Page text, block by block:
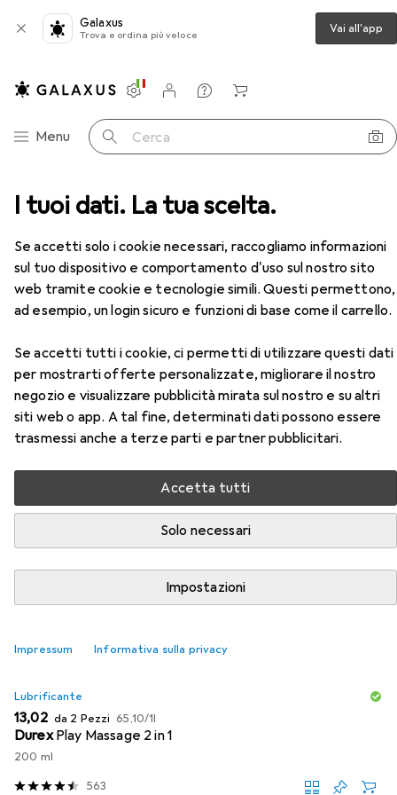
I tuoi dati. La tua scelta.
Se accetti solo i cookie necessari, raccogliamo informazioni
sul tuo dispositivo e comportamento d'uso sul nostro sito
web tramite cookie e tecnologie simili. Questi permettono,
ad esempio, un login sicuro e funzioni di base come il carrello.
Se accetti tutti i cookie, ci permetti di utilizzare questi dati
per mostrarti offerte personalizzate, migliorare il nostro
negozio e visualizzare pubblicità mirata sul nostro e su altri
siti web o app. A tal fine, determinati dati possono essere
trasmessi anche a terze parti e partner pubblicitari.
Accetta tutti
Solo necessari
Impostazioni
Impressum Informativa sulla privacy
Galaxus
Trova e ordina più veloce Vai all'app
Categoria Navigazione
Menu Cerca
Impostazioni
Conto cliente
Liste di confronto
Liste dei desideri
Carrello
Seven Creations Cockring morbido in silicone
EUR
11,76
Seven CreationsCockring morbido in
silicone
Accessori per Seven Creations
Cockring morbido in silicone
Qui trovi accessori adatti per il prodotto Seven Creations
Cockring morbido in silicone della categoria Lubrificante.
Lubrificante
EUR
13,02 da 2 Pezzi EUR
65,10/1l
Durex Play Massage 2 in 1
200 ml
563